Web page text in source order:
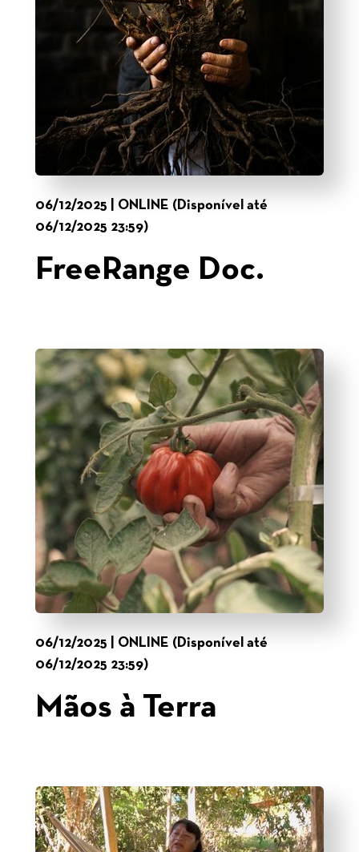
06/12/2025 | ONLINE (Disponível até
06/12/2025 23:59)
FreeRange Doc.
06/12/2025 | ONLINE (Disponível até
06/12/2025 23:59)
Mãos à Terra